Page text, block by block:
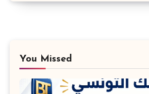
You Missed